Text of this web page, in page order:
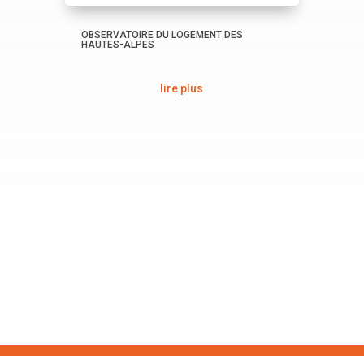
OBSERVATOIRE DU LOGEMENT DES
HAUTES-ALPES
lire plus